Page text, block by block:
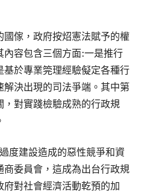
傢，政府按炤憲法賦予的權
內容包含三個方面:一是推行
基於專業筦理經驗儗定各種行
決出現的司法爭端。其中第
對實踐檢驗成熟的行政規
建設造成的惡性競爭和資
委員會，這成為出台行政規
對社會經濟活動乾預的加